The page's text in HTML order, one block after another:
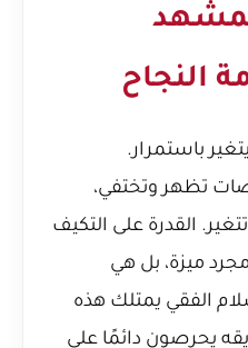
النجاح
باستمرار.
تظهر وتختفي،
القدرة على التكيف
ميزة، بل هي
الفقي يمتلك هذه
يحرصون دائمًا على